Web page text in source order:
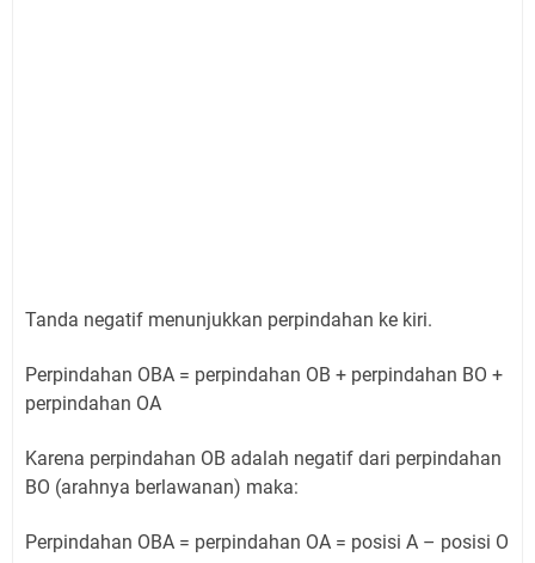
Tanda negatif menunjukkan perpindahan ke kiri.
Perpindahan OBA = perpindahan OB + perpindahan BO +
perpindahan OA
Karena perpindahan OB adalah negatif dari perpindahan
BO (arahnya berlawanan) maka:
Perpindahan OBA = perpindahan OA = posisi A – posisi O